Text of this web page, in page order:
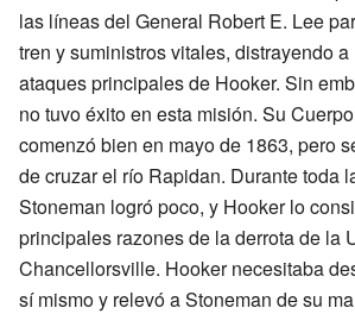
las líneas del General Robert E. Lee
tren y suministros vitales, distrayendo
ataques principales de Hooker. Sin
no tuvo éxito en esta misión. Su
comenzó bien en mayo de 1863, pero
de cruzar el río Rapidan. Durante toda
Stoneman logró poco, y Hooker lo
principales razones de la derrota de la
Chancellorsville. Hooker necesitaba
sí mismo y relevó a Stoneman de su